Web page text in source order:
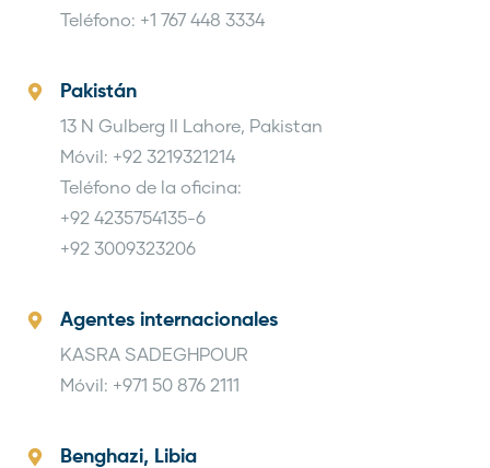
Teléfono: +1 767 448 3334
Pakistán
13 N Gulberg II Lahore, Pakistan
Móvil: +92 3219321214
Teléfono de la oficina:
+92 4235754135-6
+92 3009323206
Agentes internacionales
KASRA SADEGHPOUR
Móvil: +971 50 876 2111
Benghazi, Libia